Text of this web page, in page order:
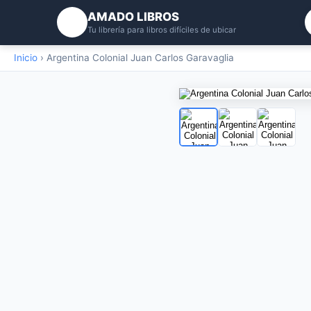
AMADO LIBROS
Tu librería para libros difíciles de ubicar
Inicio › Argentina Colonial Juan Carlos Garavaglia